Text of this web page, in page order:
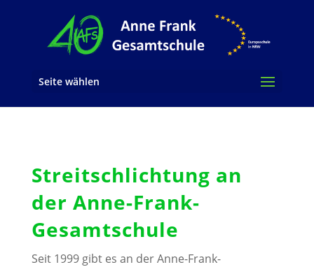
Seite wählen
Streitschlichtung an
der Anne-Frank-
Gesamtschule
Seit 1999 gibt es an der Anne-Frank-